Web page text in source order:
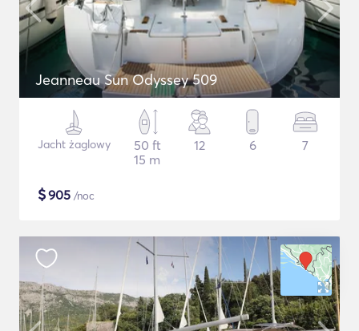
Jeanneau Sun Odyssey 509
Jacht żaglowy
50 ft
15 m
12 6 7
$905 /noc